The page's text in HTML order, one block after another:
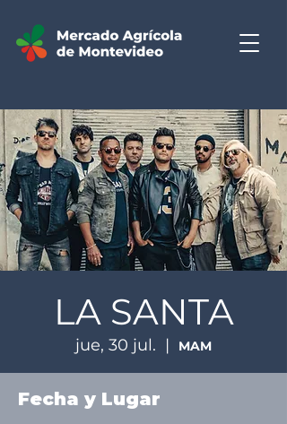
LA SANTA
jue, 30 jul.
  |
MAM
Fecha y Lugar